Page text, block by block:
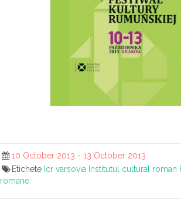
10 October 2013 - 13 October 2013
Etichete Icr varsovia Institutul cultural roman
romane